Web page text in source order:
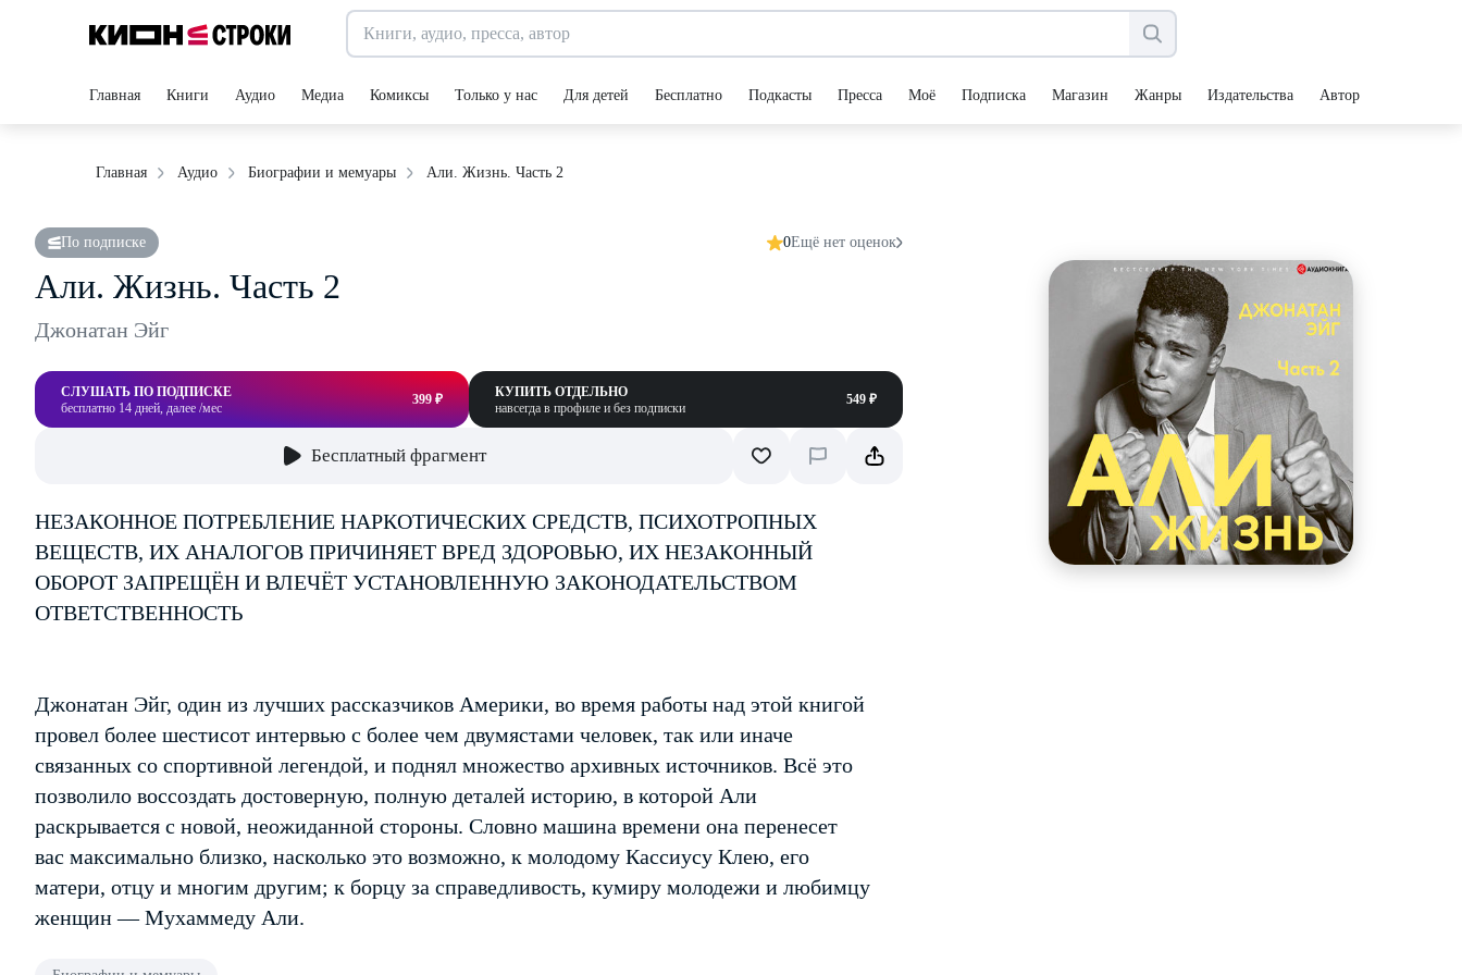
Главная Книги Аудио Медиа Комиксы Только у нас Для детей Бесплатно Подкасты Пресса Моё Подписка Магазин Жанры Издательства Авторы
Главная Аудио Биографии и мемуары Али. Жизнь. Часть 2
По подписке 0Ещё нет оценок
Али. Жизнь. Часть 2
Джонатан Эйг
СЛУШАТЬ ПО ПОДПИСКЕ
бесплатно 14 дней, далее /мес
399 ₽
КУПИТЬ ОТДЕЛЬНО
навсегда в профиле и без подписки
549 ₽
Бесплатный фрагмент
НЕЗАКОННОЕ ПОТРЕБЛЕНИЕ НАРКОТИЧЕСКИХ СРЕДСТВ, ПСИХОТРОПНЫХ
ВЕЩЕСТВ, ИХ АНАЛОГОВ ПРИЧИНЯЕТ ВРЕД ЗДОРОВЬЮ, ИХ НЕЗАКОННЫЙ
ОБОРОТ ЗАПРЕЩЁН И ВЛЕЧЁТ УСТАНОВЛЕННУЮ ЗАКОНОДАТЕЛЬСТВОМ
ОТВЕТСТВЕННОСТЬ
Джонатан Эйг, один из лучших рассказчиков Америки, во время работы над этой книгой
провел более шестисот интервью с более чем двумястами человек, так или иначе
связанных со спортивной легендой, и поднял множество архивных источников. Всё это
позволило воссоздать достоверную, полную деталей историю, в которой Али
раскрывается с новой, неожиданной стороны. Словно машина времени она перенесет
вас максимально близко, насколько это возможно, к молодому Кассиусу Клею, его
матери, отцу и многим другим; к борцу за справедливость, кумиру молодежи и любимцу
женщин — Мухаммеду Али.